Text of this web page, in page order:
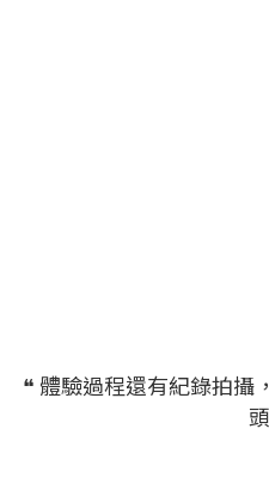
❝ 體驗過程還有紀錄拍攝